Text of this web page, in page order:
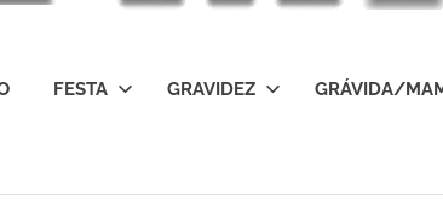
FESTA GRAVIDEZ GRÁVIDA/